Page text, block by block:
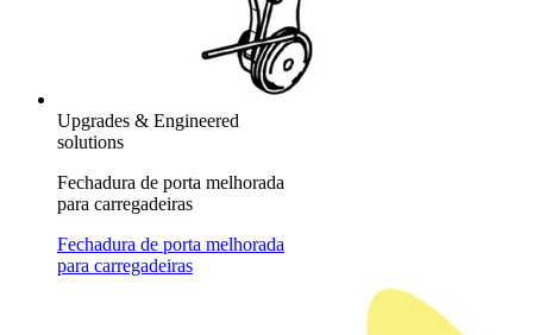
Upgrades & Engineered
solutions
Fechadura de porta melhorada
para carregadeiras
Fechadura de porta melhorada
para carregadeiras